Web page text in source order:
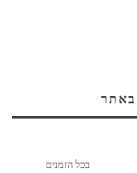
באתר
בכל הזמנים